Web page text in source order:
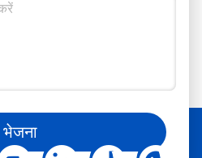
भेजना
पर भी फॉलो कर सकते हैं